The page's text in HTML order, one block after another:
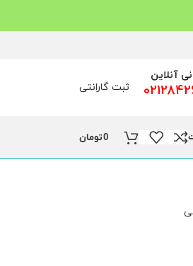
آنلاین
ثبت گارانتی
0تومان